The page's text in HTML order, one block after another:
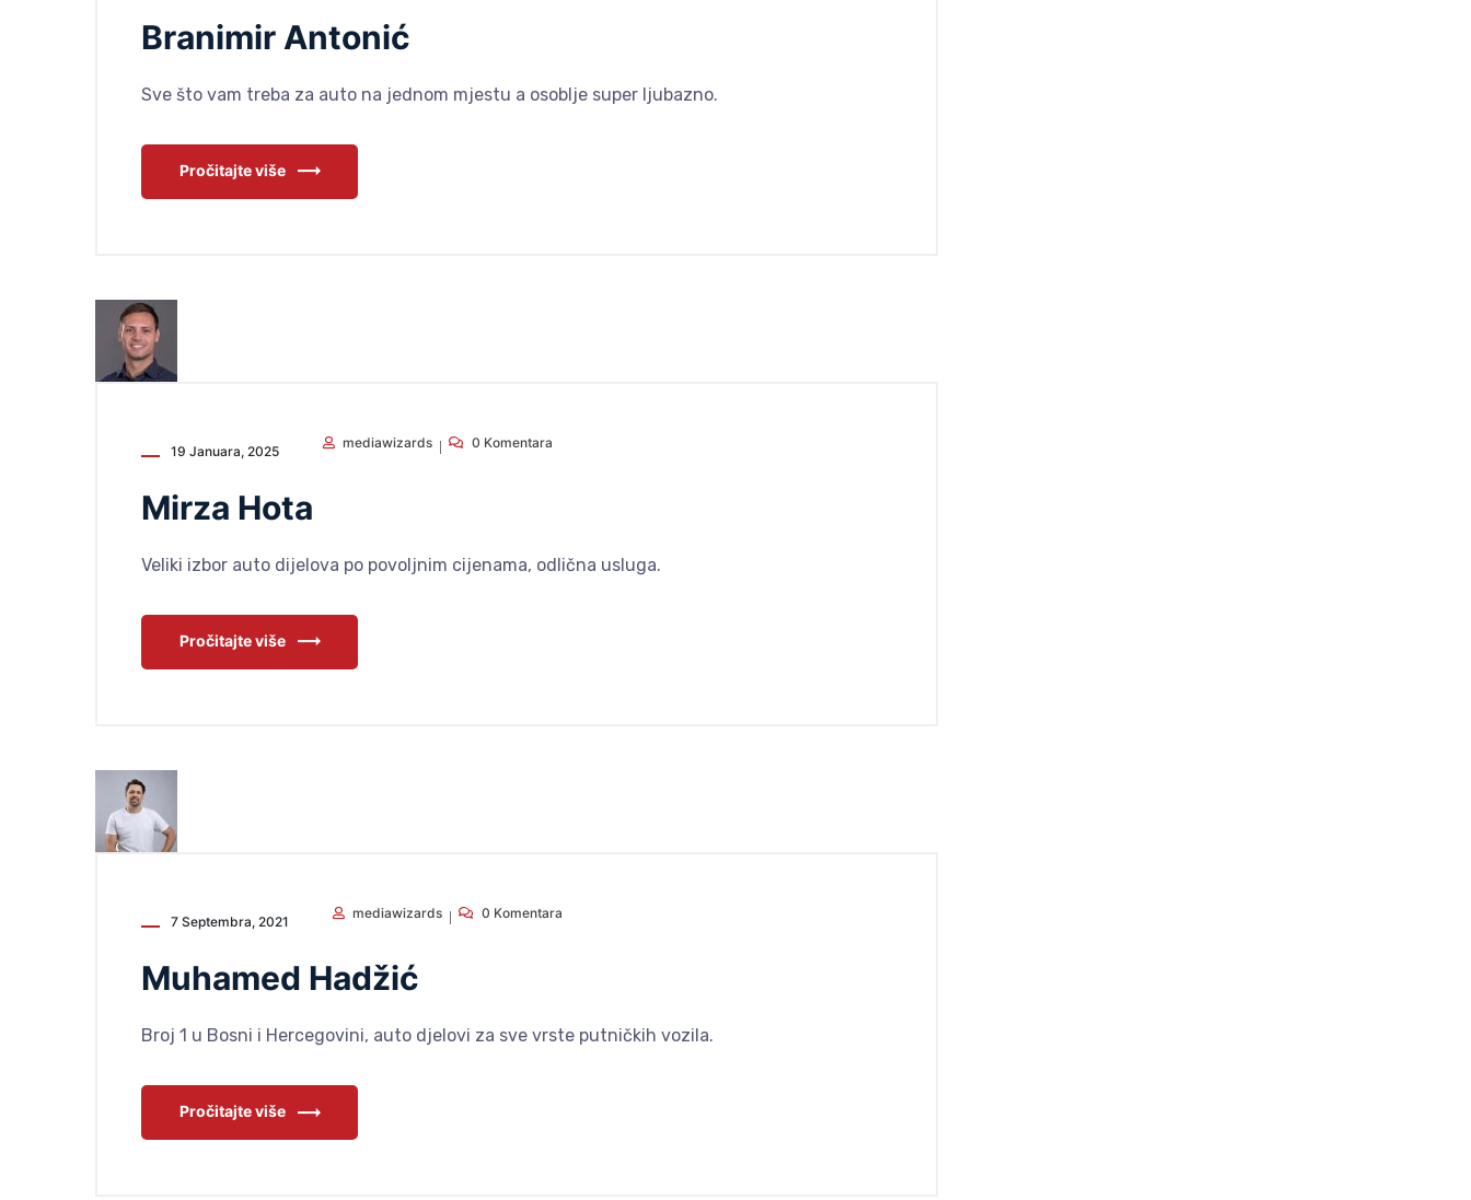
Branimir Antonić
Sve što vam treba za auto na jednom mjestu a osoblje super ljubazno.
Pročitajte više
19 Januara, 2025
mediawizards 0 Komentara
Mirza Hota
Veliki izbor auto dijelova po povoljnim cijenama, odlična usluga.
Pročitajte više
7 Septembra, 2021
mediawizards 0 Komentara
Muhamed Hadžić
Broj 1 u Bosni i Hercegovini, auto djelovi za sve vrste putničkih vozila.
Pročitajte više